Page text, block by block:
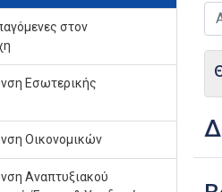
στον
Εσωτερικής
Οικονομικών
Αναπτυξιακού